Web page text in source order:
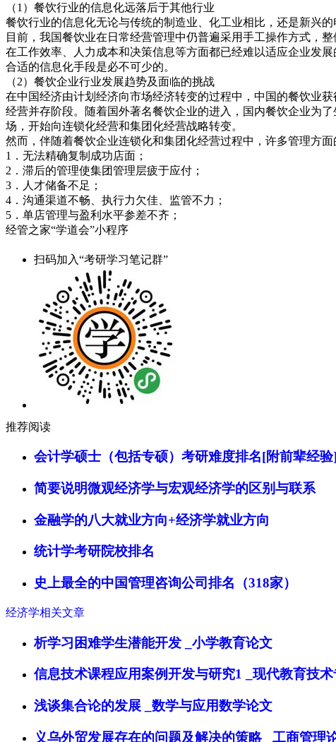
（1）餐饮行业的信息化远落后于其他行业
餐饮行业的信息化无论与传统的制造业、化工业相比，还是新兴
目前，我国餐饮业在日常经营管理中仍普遍采用手工操作方式，
在工作效率、人力成本和决策信息等方面都已经难以适应企业发
合适的信息化手段是必不可少的。
（2）餐饮企业行业发展趋势及面临的挑战
在中国经济由计划经济向市场经济转变的过程中，中国的餐饮业
经营并存阶段。随着国外著名餐饮企业的进入，国内餐饮企业为
场，开始向连锁化经营和集团化经营战略转变。
然而，伴随着餐饮企业连锁化和集团化经营过程中，许多管理方面
1．无法精确复制成功店面；
2．滞后的管理使集团管理层疲于应付；
3．人才储备不足；
4．沟通渠道不畅、执行力欠佳、监管不力；
5．单店管理与盈利水平参差不齐；
经管之家“学道会”小程序
扫码加入“考研学习笔记群”
推荐阅读
会计学硕士（包括专硕）考研难度排名[附前辈经验]
简要说明微观经济学与宏观经济学的区别与联系
金融学的八大就业方向+经济学就业方向
统计学考研院校排名
史上最全的中国管理咨询公司排名（318家）
经济学相关文章
析学习困难学生潜能开发 _小学教育论文
信息技术课程应用案例开发与研究1 _现代教育技
浅谈集合论的发展 _数学与应用数学论文
义乌外贸发展存在的问题及解决的策略 _工商管理